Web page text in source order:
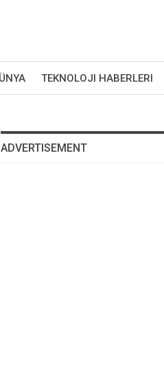
TEKNOLOJI HABERLERI
ADVERTISEMENT